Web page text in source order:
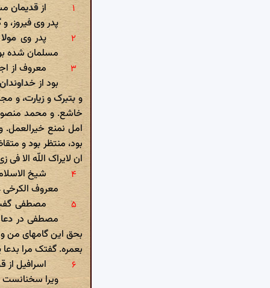
از قدیمان
پدر وی فیروز،
پدر وی
مسلمان شده
معروف از
بود از
و بتبرک و زیارت، و
خاشع. و محمد
امل نمنع
بود، منتظر بود و
ان لایراک اللّه الا
شیخ
معروف
مصطفی گفت
مصطفی در دعا
بحق این گامهای من
بعمره. گفتک مرا
اسرافیل
ویرا سخنانست